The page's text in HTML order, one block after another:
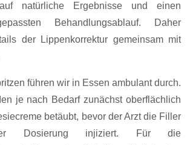
natürliche Ergebnisse und einen
Behandlungsablauf. Daher
der Lippenkorrektur gemeinsam mit
führen wir in Essen ambulant durch.
je nach Bedarf zunächst oberflächlich
betäubt, bevor der Arzt die Filler
Dosierung injiziert. Für die